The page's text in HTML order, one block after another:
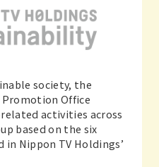
society, the
Office
activities across
based on the six
Nippon TV Holdings’